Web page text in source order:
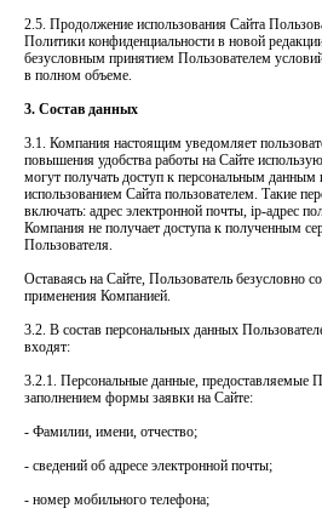
2.5. Продолжение использования Сайта
Политики конфиденциальности в новой
безусловным принятием Пользователем
в полном объеме.
3. Состав данных
3.1. Компания настоящим уведомляет
повышения удобства работы на Сайте
могут получать доступ к персональным данным
использованием Сайта пользователем. Такие
включать: адрес электронной почты, ip-адрес
Компания не получает доступа к полученным
Пользователя.
Оставаясь на Сайте, Пользователь безусловно
применения Компанией.
3.2. В состав персональных данных
входят:
3.2.1. Персональные данные, предоставляемые
заполнением формы заявки на Сайте:
- Фамилии, имени, отчество;
- сведений об адресе электронной почты;
- номер мобильного телефона;